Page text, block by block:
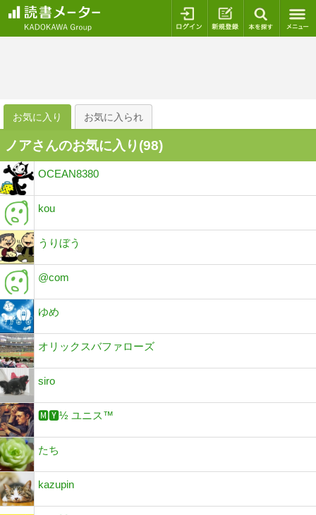
ログイン 新規登録
お気に入り お気に入られ
ノアさんのお気に入り(98)
OCEAN8380
kou
うりぼう
@com
ゆめ
オリックスバファローズ
siro
🅼🆈½ ユニス™
たち
kazupin